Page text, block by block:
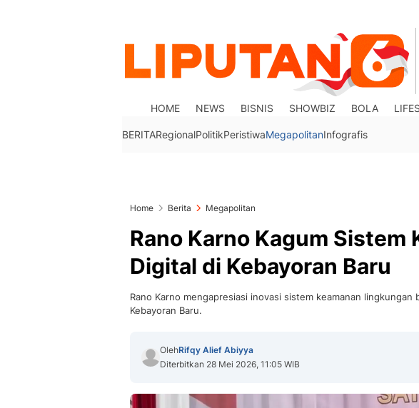
HOME NEWS BISNIS SHOWBIZ BOLA
BERITARegionalPolitikPeristiwaMegapolitanInfografis
Home Berita Megapolitan
Rano Karno Kagum Sistem
Digital di Kebayoran Baru
Rano Karno mengapresiasi inovasi sistem keamanan lingkungan
Kebayoran Baru.
OlehRifqy Alief Abiyya
Diterbitkan 28 Mei 2026, 11:05 WIB